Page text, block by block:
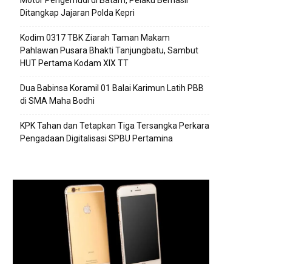
Ditangkap Jajaran Polda Kepri
Kodim 0317 TBK Ziarah Taman Makam
Pahlawan Pusara Bhakti Tanjungbatu, Sambut
HUT Pertama Kodam XIX TT
Dua Babinsa Koramil 01 Balai Karimun Latih PBB
di SMA Maha Bodhi
KPK Tahan dan Tetapkan Tiga Tersangka Perkara
Pengadaan Digitalisasi SPBU Pertamina